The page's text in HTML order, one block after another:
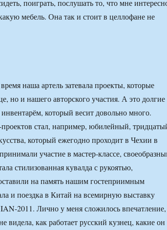
поиграть, послушать то, что мне
мебель. Она так и стоит в целлофане не
наша артель затевала проекты, которые
но и нашего авторского участия. А это долгие
который весит довольно много.
стал, например, юбилейный,
который ежегодно проходит в Чехии в
участие в мастер-классе,
стилизованная кувалда с рукоятью,
на память нашим гостеприимным
и поездка в Китай на всемирную выставку
2011. Лично у меня сложилось впечатление,
видела, как работает русский кузнец, какие он